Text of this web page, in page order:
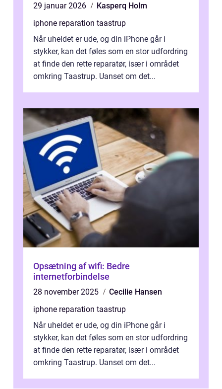
29 januar 2026
Kasperq Holm
iphone reparation taastrup
Når uheldet er ude, og din iPhone går i
stykker, kan det føles som en stor udfordring
at finde den rette reparatør, især i området
omkring Taastrup. Uanset om det...
Opsætning af wifi: Bedre
internetforbindelse
28 november 2025
Cecilie Hansen
iphone reparation taastrup
Når uheldet er ude, og din iPhone går i
stykker, kan det føles som en stor udfordring
at finde den rette reparatør, især i området
omkring Taastrup. Uanset om det...